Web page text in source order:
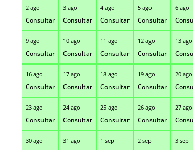
2 ago
Consultar
3 ago
Consultar
4 ago
Consultar
5 ago
Consultar
6 ago
9 ago
Consultar
10 ago
Consultar
11 ago
Consultar
12 ago
Consultar
13 ago
16 ago
Consultar
17 ago
Consultar
18 ago
Consultar
19 ago
Consultar
20 ago
23 ago
Consultar
24 ago
Consultar
25 ago
Consultar
26 ago
Consultar
27 ago
30 ago 31 ago 1 sep 2 sep 3 sep